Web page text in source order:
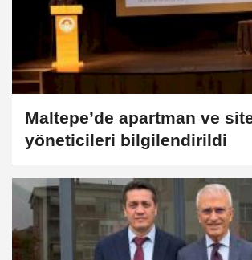
Maltepe’de apartman ve
yöneticileri bilgilendirildi